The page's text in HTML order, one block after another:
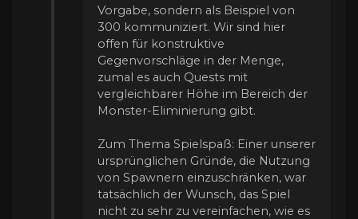
Vorgabe, sondern als Beispiel von
300 kommuniziert. Wir sind hier
offen für konstruktive
Gegenvorschläge in der Menge,
zumal es auch Quests mit
vergleichbarer Höhe im Bereich der
Monster-Eliminierung gibt.
Zum Thema Spielspaß: Einer unserer
ursprünglichen Gründe, die Nutzung
von Spawnern einzuschränken, war
tatsächlich der Wunsch, das Spiel
nicht zu sehr zu vereinfachen, wie es